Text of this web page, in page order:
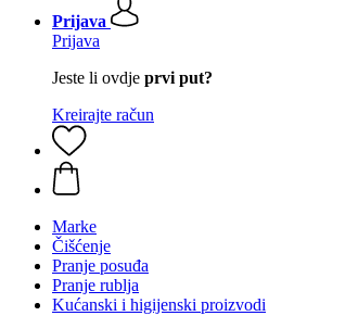
Prijava
Prijava
Jeste li ovdje prvi put?
Kreirajte račun
Marke
Čišćenje
Pranje posuđa
Pranje rublja
Kućanski i higijenski proizvodi